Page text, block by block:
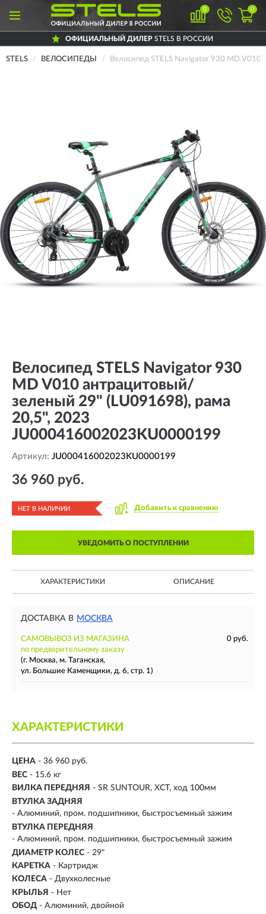
0 0
ОФИЦИАЛЬНЫЙ ДИЛЕР STELS В РОССИИ
STELS ВЕЛОСИПЕДЫ Велосипед STELS Navigator 930 MD
Велосипед STELS Navigator 930
MD V010 антрацитовый/
зеленый 29" (LU091698), рама
20,5", 2023
JU000416002023KU0000199
Артикул: JU000416002023KU0000199
36 960 руб.
НЕТ В НАЛИЧИИ Добавить к сравнению
УВЕДОМИТЬ О ПОСТУПЛЕНИИ
ХАРАКТЕРИСТИКИ ОПИСАНИЕ
ДОСТАВКА В МОСКВА
САМОВЫВОЗ ИЗ МАГАЗИНА
0 руб.
по предварительному заказу
(г. Москва, м. Таганская,
ул. Большие Каменщики, д. 6, стр. 1)
ХАРАКТЕРИСТИКИ
ЦЕНА - 36 960 руб.
ВЕС - 15.6 кг
ВИЛКА ПЕРЕДНЯЯ - SR SUNTOUR, XCT, ход 100мм
ВТУЛКА ЗАДНЯЯ
- Алюминий, пром. подшипники, быстросъемный зажим
ВТУЛКА ПЕРЕДНЯЯ
- Алюминий, пром. подшипники, быстросъемный зажим
ДИАМЕТР КОЛЕС - 29"
КАРЕТКА - Картридж
КОЛЕСА - Двухколесные
КРЫЛЬЯ - Нет
ОБОД - Алюминий, двойной